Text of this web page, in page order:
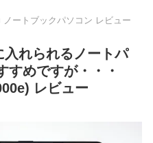
ノートブックパソコン レビュー
れられるノートパ
すめですが・・・
レビュー